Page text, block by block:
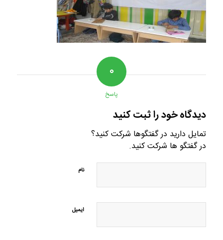
۰
پاسخ
دیدگاه خود را ثبت کنید
تمایل دارید در گفتگوها شرکت کنید؟
در گفتگو ها شرکت کنید.
نام
ایمیل